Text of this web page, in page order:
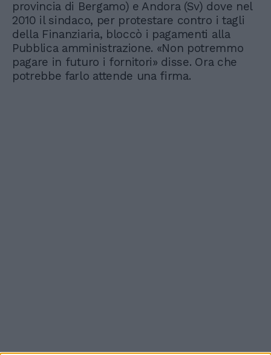
provincia di Bergamo) e Andora (Sv) dove nel
2010 il sindaco, per protestare contro i tagli
della Finanziaria, bloccò i pagamenti alla
Pubblica amministrazione. «Non potremmo
pagare in futuro i fornitori» disse. Ora che
potrebbe farlo attende una firma.